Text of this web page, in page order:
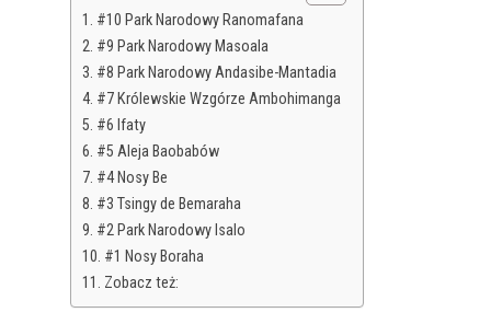
#10 Park Narodowy Ranomafana
#9 Park Narodowy Masoala
#8 Park Narodowy Andasibe-Mantadia
#7 Królewskie Wzgórze Ambohimanga
#6 Ifaty
#5 Aleja Baobabów
#4 Nosy Be
#3 Tsingy de Bemaraha
#2 Park Narodowy Isalo
#1 Nosy Boraha
Zobacz też: